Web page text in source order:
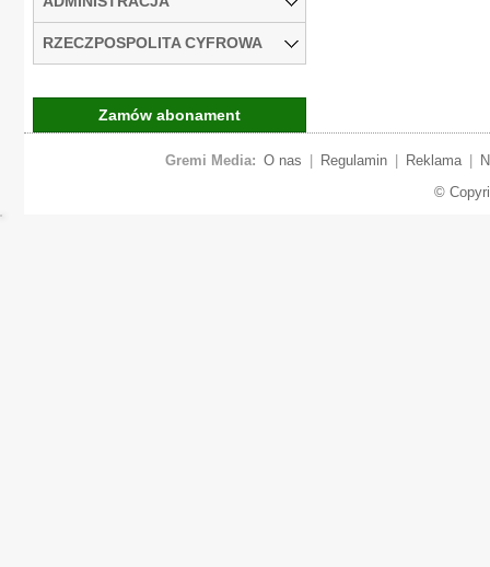
RZECZPOSPOLITA CYFROWA
Zamów abonament
Gremi Media: O nas Regulamin Reklama
©